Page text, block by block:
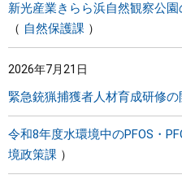
新光産業きらら浜自然観察公
自然保護課
2026年7月21日
緊急銃猟捕獲者人材育成研修の
令和8年度水環境中のPFOS・
境政策課